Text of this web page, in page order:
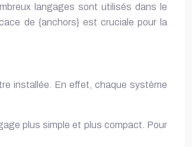
langages sont utilisés dans le
de {anchors} est cruciale pour la
installée. En effet, chaque système
plus simple et plus compact. Pour